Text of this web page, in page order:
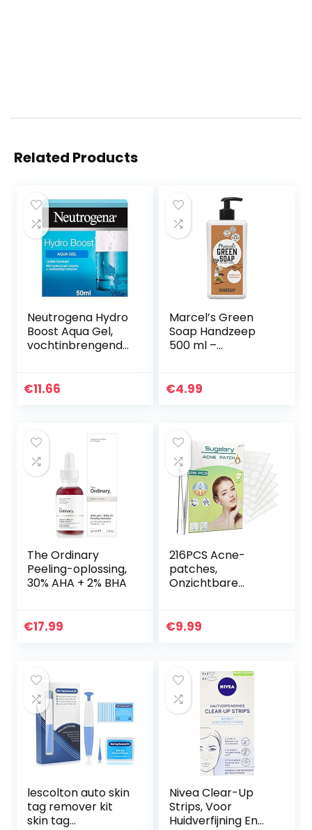
Related Products
Neutrogena Hydro
Boost Aqua Gel,
vochtinbrengende
crème, normale
€11.66
Marcel’s Green
Soap Handzeep
500 ml –
Plantaardig –
€4.99
The Ordinary
Peeling-oplossing,
30% AHA + 2% BHA
€17.99
216PCS Acne-
patches,
Onzichtbare
Puistjes,
€9.99
lescolton auto skin
tag remover kit
skin tag
Nivea Clear-Up
Strips, Voor
Huidverfijning En